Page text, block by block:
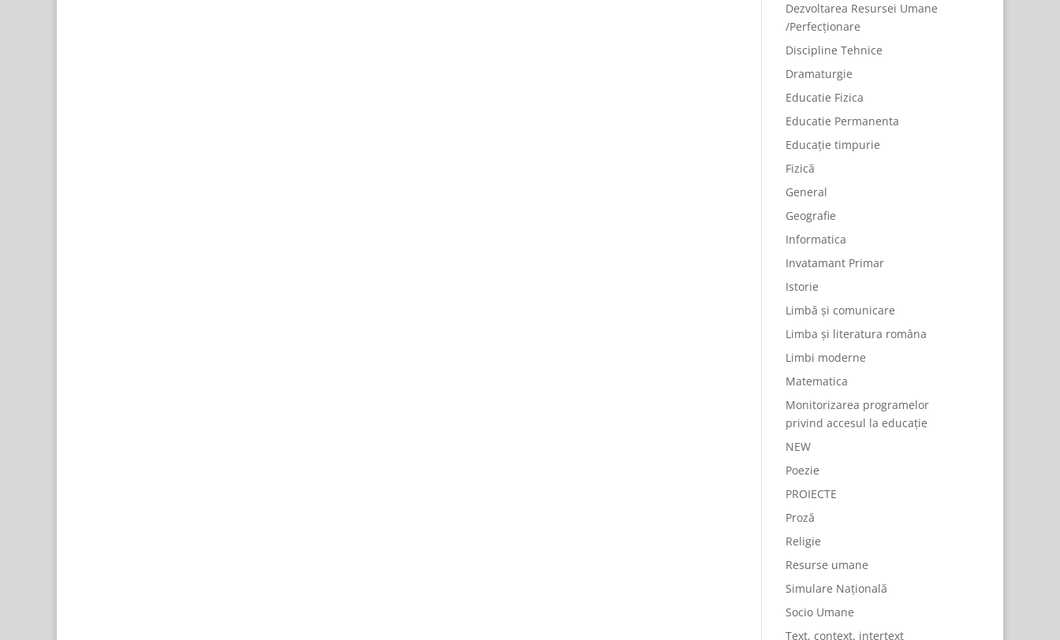
Dezvoltarea Resursei Umane
/Perfecționare
Discipline Tehnice
Dramaturgie
Educatie Fizica
Educatie Permanenta
Educație timpurie
Fizică
General
Geografie
Informatica
Invatamant Primar
Istorie
Limbă și comunicare
Limba și literatura româna
Limbi moderne
Matematica
Monitorizarea programelor
privind accesul la educație
NEW
Poezie
PROIECTE
Proză
Religie
Resurse umane
Simulare Națională
Socio Umane
Text, context, intertext